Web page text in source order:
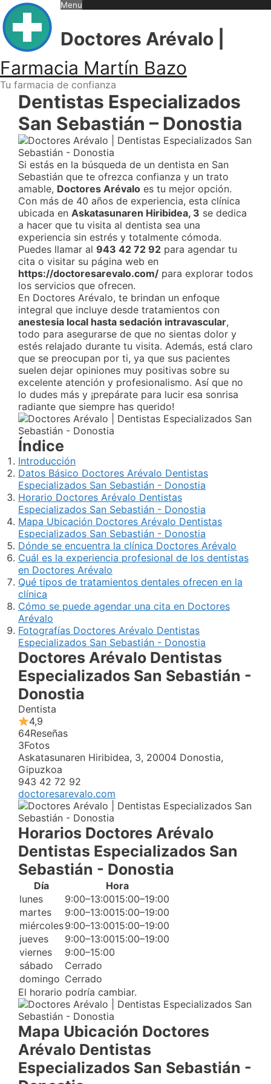
Skip
to
content
Farmacia Martín Bazo
Tu farmacia de confianza
Menu
Doctores Arévalo |
Dentistas Especializados
San Sebastián – Donostia
Si estás en la búsqueda de un dentista en San
Sebastián que te ofrezca confianza y un trato
amable, Doctores Arévalo es tu mejor opción.
Con más de 40 años de experiencia, esta clínica
ubicada en Askatasunaren Hiribidea, 3 se dedica
a hacer que tu visita al dentista sea una
experiencia sin estrés y totalmente cómoda.
Puedes llamar al 943 42 72 92 para agendar tu
cita o visitar su página web en
https://doctoresarevalo.com/ para explorar todos
los servicios que ofrecen.
En Doctores Arévalo, te brindan un enfoque
integral que incluye desde tratamientos con
anestesia local hasta sedación intravascular,
todo para asegurarse de que no sientas dolor y
estés relajado durante tu visita. Además, está claro
que se preocupan por ti, ya que sus pacientes
suelen dejar opiniones muy positivas sobre su
excelente atención y profesionalismo. Así que no
lo dudes más y ¡prepárate para lucir esa sonrisa
radiante que siempre has querido!
Índice
Introducción
Datos Básico Doctores Arévalo Dentistas
Especializados San Sebastián - Donostia
Horario Doctores Arévalo Dentistas
Especializados San Sebastián - Donostia
Mapa Ubicación Doctores Arévalo Dentistas
Especializados San Sebastián - Donostia
Dónde se encuentra la clínica Doctores Arévalo
Cuál es la experiencia profesional de los dentistas
en Doctores Arévalo
Qué tipos de tratamientos dentales ofrecen en la
clínica
Cómo se puede agendar una cita en Doctores
Arévalo
Fotografías Doctores Arévalo Dentistas
Especializados San Sebastián - Donostia
Doctores Arévalo Dentistas
Especializados San Sebastián -
Donostia
Dentista
4,9
64Reseñas
3Fotos
Askatasunaren Hiribidea, 3, 20004 Donostia,
Gipuzkoa
943 42 72 92
doctoresarevalo.com
Horarios Doctores Arévalo
Dentistas Especializados San
Sebastián - Donostia
Día
Hora
lunes
9:00–13:0015:00–19:00
martes
9:00–13:0015:00–19:00
miércoles9:00–13:0015:00–19:00
jueves
9:00–13:0015:00–19:00
viernes
9:00–15:00
sábado
Cerrado
domingo Cerrado
El horario podría cambiar.
Mapa Ubicación Doctores
Arévalo Dentistas
Especializados San Sebastián -